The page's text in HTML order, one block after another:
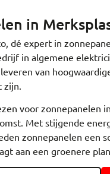
in
dé expert in
in algemene
van
zijn.
voor zonnepanelen
Met stijgende
zonnepanelen een
aan een groenere